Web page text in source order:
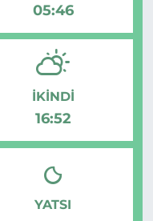
05:46
İKINDI
16:52
YATSI